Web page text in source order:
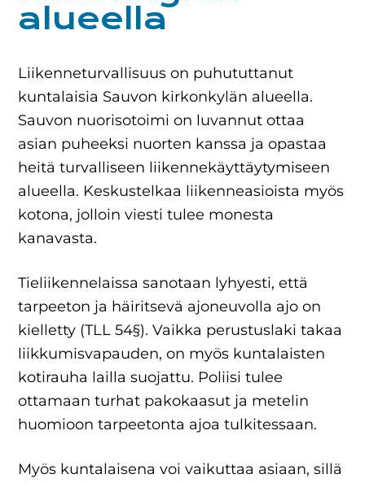
alueella
Liikenneturvallisuus on puhututtanut
kuntalaisia Sauvon kirkonkylän alueella.
Sauvon nuorisotoimi on luvannut ottaa
asian puheeksi nuorten kanssa ja opastaa
heitä turvalliseen liikennekäyttäytymiseen
alueella. Keskustelkaa liikenneasioista myös
kotona, jolloin viesti tulee monesta
kanavasta.
Tieliikennelaissa sanotaan lyhyesti, että
tarpeeton ja häiritsevä ajoneuvolla ajo on
kielletty (TLL 54§). Vaikka perustuslaki takaa
liikkumisvapauden, on myös kuntalaisten
kotirauha lailla suojattu. Poliisi tulee
ottamaan turhat pakokaasut ja metelin
huomioon tarpeetonta ajoa tulkitessaan.
Myös kuntalaisena voi vaikuttaa asiaan, sillä